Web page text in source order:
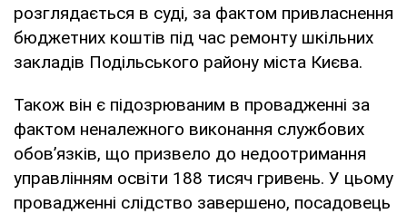
розглядається в суді, за фактом привласнення
бюджетних коштів під час ремонту шкільних
закладів Подільського району міста Києва.
Також він є підозрюваним в провадженні за
фактом неналежного виконання службових
обов’язків, що призвело до недоотримання
управлінням освіти 188 тисяч гривень. У цьому
провадженні слідство завершено, посадовець